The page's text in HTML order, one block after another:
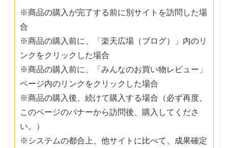
※商品の購入が完了する前に別サイトを訪問した場
合
※商品の購入前に、「楽天広場（ブログ）」内のリ
ンクをクリックした場合
※商品の購入前に、「みんなのお買い物レビュー」
ページ内のリンクをクリックした場合
※商品の購入後、続けて購入する場合（必ず再度、
このページのバナーから訪問後、購入してくださ
い。）
※システムの都合上、他サイトに比べて、成果確定